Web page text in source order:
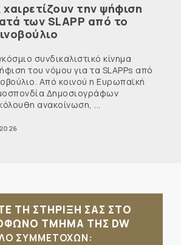
την ψήφιση
των SLAPP από το
συνδικαλιστικό κίνημα
του νόμου για τα SLAPPs από
Από κοινού η Ευρωπαϊκή
Δημοσιογράφων
ανακοίνωση, ...
ΤΗ ΣΤΗΡΙΞΗ ΣΑΣ ΣΤΟ
ΤΜΗΜΑ ΤΗΣ DW
ΣΥΜΜΕΤΟΧΩΝ: